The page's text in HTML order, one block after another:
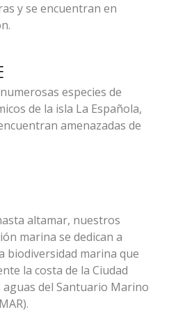
y se encuentran en
DE PLANTAS NATIVAS
especies de
de la isla La Española,
amenazadas de
altamar, nuestros
marina se dedican a
biodiversidad marina que
la costa de la Ciudad
aguas del Santuario Marino